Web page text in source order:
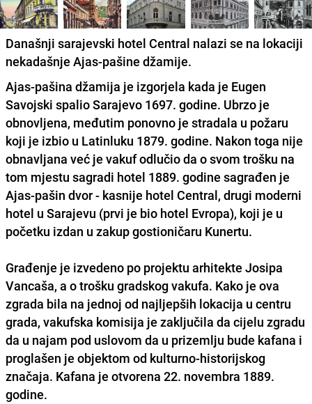
Današnji sarajevski hotel Central nalazi se na lokaciji
nekadašnje Ajas-pašine džamije.
Ajas-pašina džamija je izgorjela kada je Eugen
Savojski spalio Sarajevo 1697. godine. Ubrzo je
obnovljena, međutim ponovno je stradala u požaru
koji je izbio u Latinluku 1879. godine. Nakon toga nije
obnavljana već je vakuf odlučio da o svom trošku na
tom mjestu sagradi hotel 1889. godine sagrađen je
Ajas-pašin dvor- kasnije hotel Central, drugi moderni
hotel u Sarajevu (prvi je bio hotel Evropa), koji je u
početku izdan u zakup gostioničaru Kunertu.
Građenje je izvedeno po projektu arhitekte Josipa
Vancaša, a o trošku gradskog vakufa. Kako je ova
zgrada bila na jednoj od najljepših lokacija u centru
grada, vakufska komisija je zaključila da cijelu zgradu
da u najam pod uslovom da u prizemlju bude kafana i
proglašen je objektom od kulturno-historijskog
značaja. Kafana je otvorena 22. novembra 1889.
godine.